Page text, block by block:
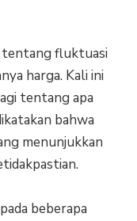
tentang fluktuasi
harga. Kali ini
tentang apa
bahwa
menunjukkan
beberapa